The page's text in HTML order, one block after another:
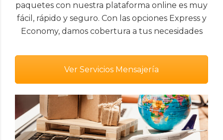
paquetes con nuestra plataforma online es muy
fácil, rápido y seguro. Con las opciones Express y
Economy, damos cobertura a tus necesidades
Ver Servicios Mensajería